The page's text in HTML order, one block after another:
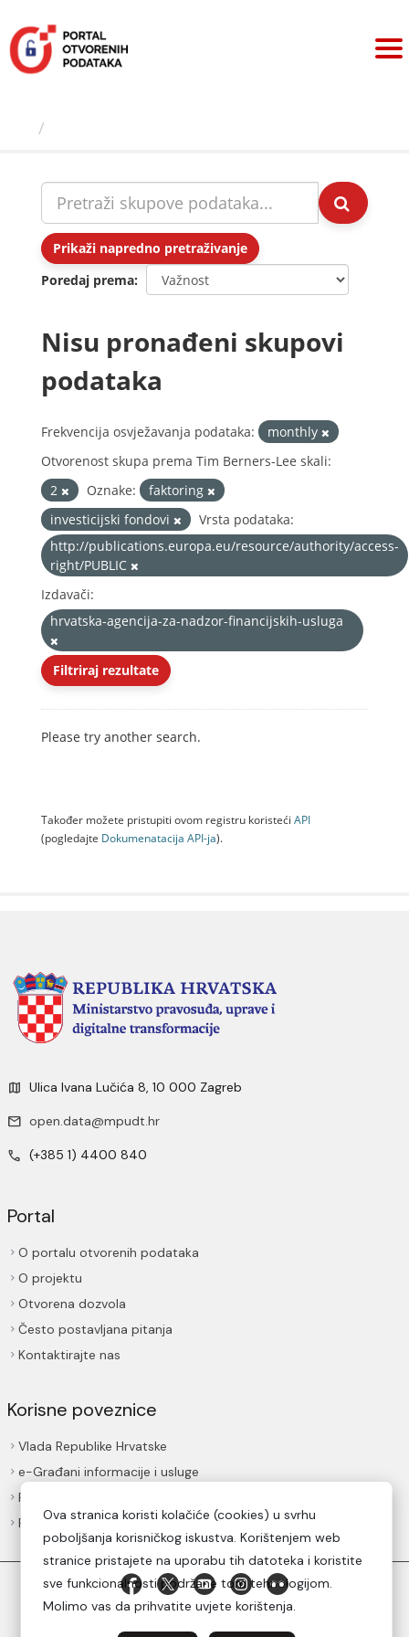
sadržaj
Prikaži napredno pretraživanje
Poredaj prema
Nisu pronađeni skupovi
podataka
Frekvencija osvježavanja podataka:
monthly
Otvorenost skupa prema Tim Berners-Lee skali:
2
Oznake:
faktoring
investicijski fondovi
Vrsta podataka:
http://publications.europa.eu/resource/authority/access-
right/PUBLIC
Izdavači:
hrvatska-agencija-za-nadzor-financijskih-usluga
Filtriraj rezultate
Please try another search.
Također možete pristupiti ovom registru koristeći API
(pogledajte Dokumenаtаcijа API-jа).